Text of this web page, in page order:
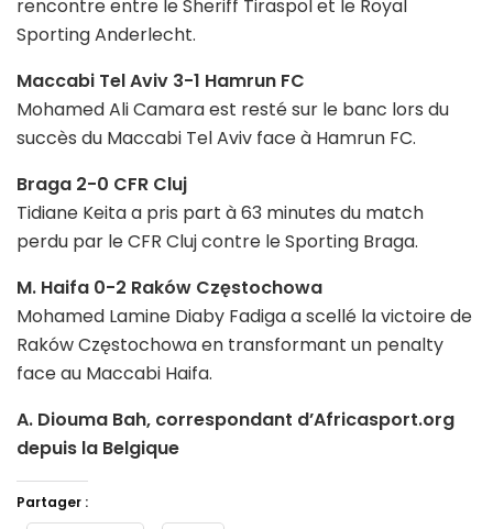
rencontre entre le Sheriff Tiraspol et le Royal
Sporting Anderlecht.
Maccabi Tel Aviv 3-1 Hamrun FC
Mohamed Ali Camara est resté sur le banc lors du
succès du Maccabi Tel Aviv face à Hamrun FC.
Braga 2-0 CFR Cluj
Tidiane Keita a pris part à 63 minutes du match
perdu par le CFR Cluj contre le Sporting Braga.
M. Haifa 0-2 Raków Częstochowa
Mohamed Lamine Diaby Fadiga a scellé la victoire de
Raków Częstochowa en transformant un penalty
face au Maccabi Haifa.
A. Diouma Bah, correspondant d’Africasport.org
depuis la Belgique
Partager :